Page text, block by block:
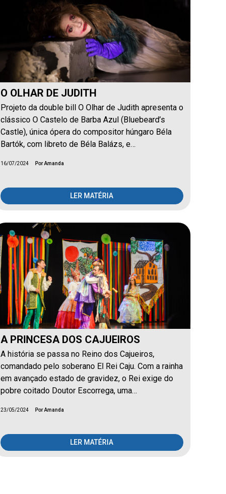
O OLHAR DE JUDITH
Projeto da double bill O Olhar de Judith apresenta o
clássico O Castelo de Barba Azul (Bluebeard’s
Castle), única ópera do compositor húngaro Béla
Bartók, com libreto de Béla Balázs, e…
16/07/2024 Por Amanda
LER MATÉRIA
A PRINCESA DOS CAJUEIROS
A história se passa no Reino dos Cajueiros,
comandado pelo soberano El Rei Caju. Com a rainha
em avançado estado de gravidez, o Rei exige do
pobre coitado Doutor Escorrega, uma…
23/05/2024 Por Amanda
LER MATÉRIA